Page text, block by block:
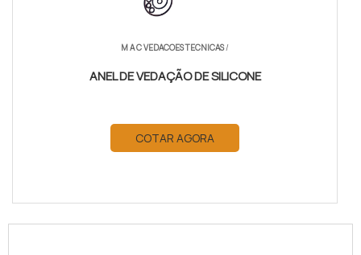
M A C VEDACOES TECNICAS/
ANEL DE VEDAÇÃO DE SILICONE
COTAR AGORA